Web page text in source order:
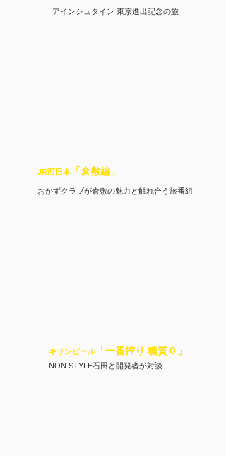
アインシュタイン 東京進出記念の旅
JR西日本 「倉敷編」
おかずクラブが倉敷の魅力と触れ合う旅番組
キリンビール「一番搾り 糖質０ 」
NON STYLE石田と開発者が対談